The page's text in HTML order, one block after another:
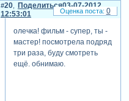
Поделиться
20
03-07-2012
12:53:01
олечка! фильм - супер, ты -
мастер! посмотрела подряд
три раза, буду смотреть
ещё. обнимаю.
0